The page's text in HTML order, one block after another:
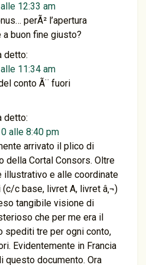
12:33 am
perÃ² l’apertura
buon fine giusto?
detto:
11:34 am
conto Ã¨ fuori
detto:
alle 8:40 pm
arrivato il plico di
della Cortal Consors. Oltre
illustrativo e alle coordinate
c base, livret A, livret â‚¬)
tangibile visione di
che per me era il
spediti tre per ogni conto,
Evidentemente in Francia
questo documento. Ora